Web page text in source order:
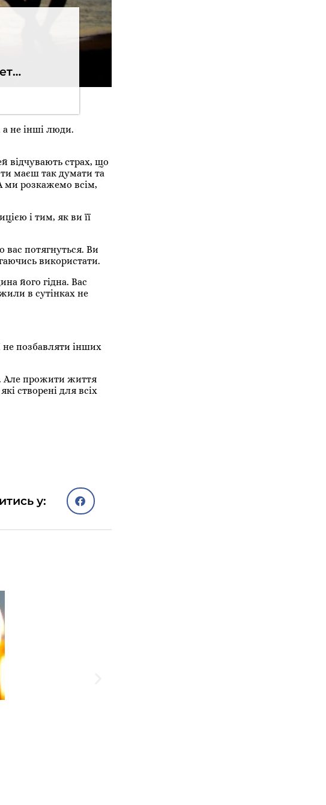
а не інші люди.
відчувають страх, що
маєш так думати та
ми розкажемо всім,
і тим, як ви її
потягнуться. Ви
використати.
його гідна. Вас
в сутінках не
не позбавляти інших
Але прожити життя
створені для всіх
у: